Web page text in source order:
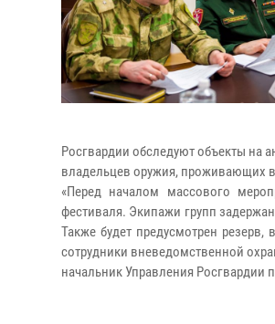
Росгвардии обследуют объекты на
владельцев оружия, проживающих
«Перед началом массового
фестиваля. Экипажи групп
Также будет предусмотрен
сотрудники вневедомственной
начальник Управления